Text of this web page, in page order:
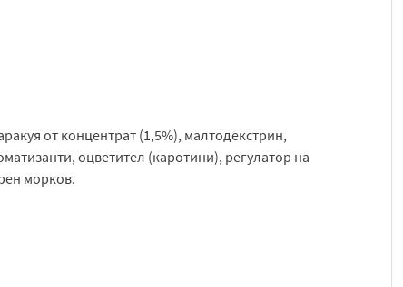
от концентрат (1,5%), малтодекстрин,
оцветител (каротини), регулатор на
морков.